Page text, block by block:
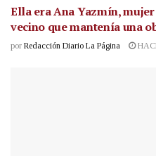
Ella era Ana Yazmín,
vecino que mantenía una
por Redacción Diario La Página